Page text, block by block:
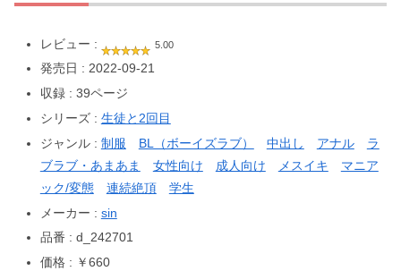
レビュー : 5.00
発売日 : 2022-09-21
収録 : 39ページ
シリーズ : 生徒と2回目
ジャンル : 制服 BL（ボーイズラブ） 中出し アナル
ラ
ブラブ・あまあま
女性向け 成人向け メスイキ
マニア
ック/変態
連続絶頂
学生
メーカー : sin
品番 : d_242701
価格 : ￥660